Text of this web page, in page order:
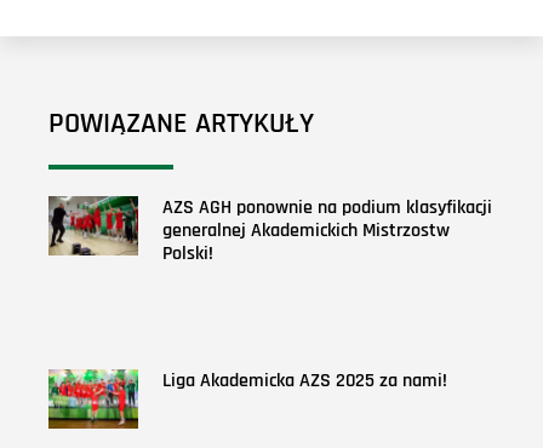
POWIĄZANE ARTYKUŁY
AZS AGH ponownie na podium klasyfikacji
generalnej Akademickich Mistrzostw
Polski!
Liga Akademicka AZS 2025 za nami!